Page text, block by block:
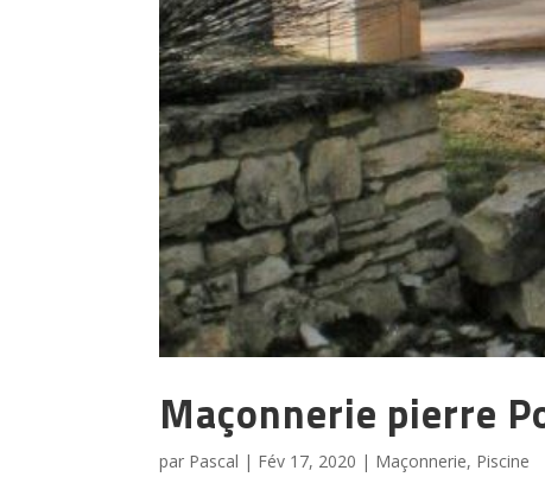
Maçonnerie pierre
par Pascal | Fév 17, 2020 | Maçonnerie, Piscine